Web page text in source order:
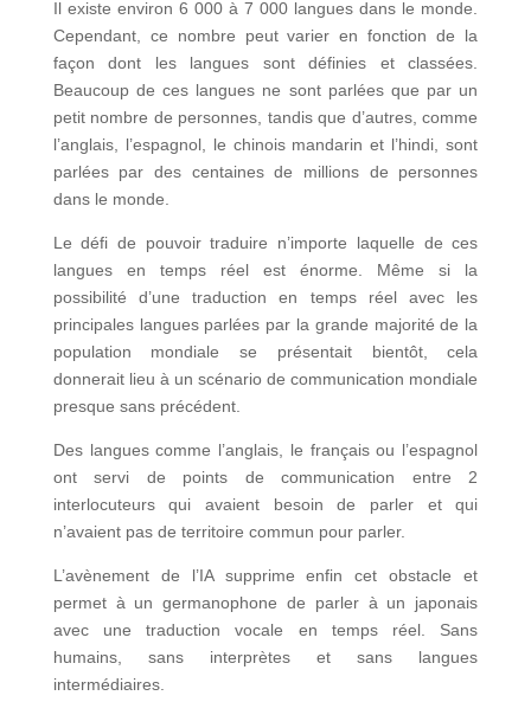
Il existe environ 6 000 à 7 000 langues dans le monde.
Cependant, ce nombre peut varier en fonction de la
façon dont les langues sont définies et classées.
Beaucoup de ces langues ne sont parlées que par un
petit nombre de personnes, tandis que d’autres, comme
l’anglais, l’espagnol, le chinois mandarin et l’hindi, sont
parlées par des centaines de millions de personnes
dans le monde.
Le défi de pouvoir traduire n’importe laquelle de ces
langues en temps réel est énorme. Même si la
possibilité d’une traduction en temps réel avec les
principales langues parlées par la grande majorité de la
population mondiale se présentait bientôt, cela
donnerait lieu à un scénario de communication mondiale
presque sans précédent.
Des langues comme l’anglais, le français ou l’espagnol
ont servi de points de communication entre 2
interlocuteurs qui avaient besoin de parler et qui
n’avaient pas de territoire commun pour parler.
L’avènement de l’IA supprime enfin cet obstacle et
permet à un germanophone de parler à un japonais
avec une traduction vocale en temps réel. Sans
humains, sans interprètes et sans langues
intermédiaires.